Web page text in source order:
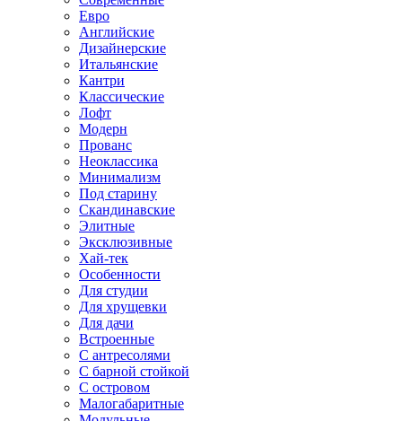
Евро
Английские
Дизайнерские
Итальянские
Кантри
Классические
Лофт
Модерн
Прованс
Неоклассика
Минимализм
Под старину
Скандинавские
Элитные
Эксклюзивные
Хай-тек
Особенности
Для студии
Для хрущевки
Для дачи
Встроенные
С антресолями
С барной стойкой
С островом
Малогабаритные